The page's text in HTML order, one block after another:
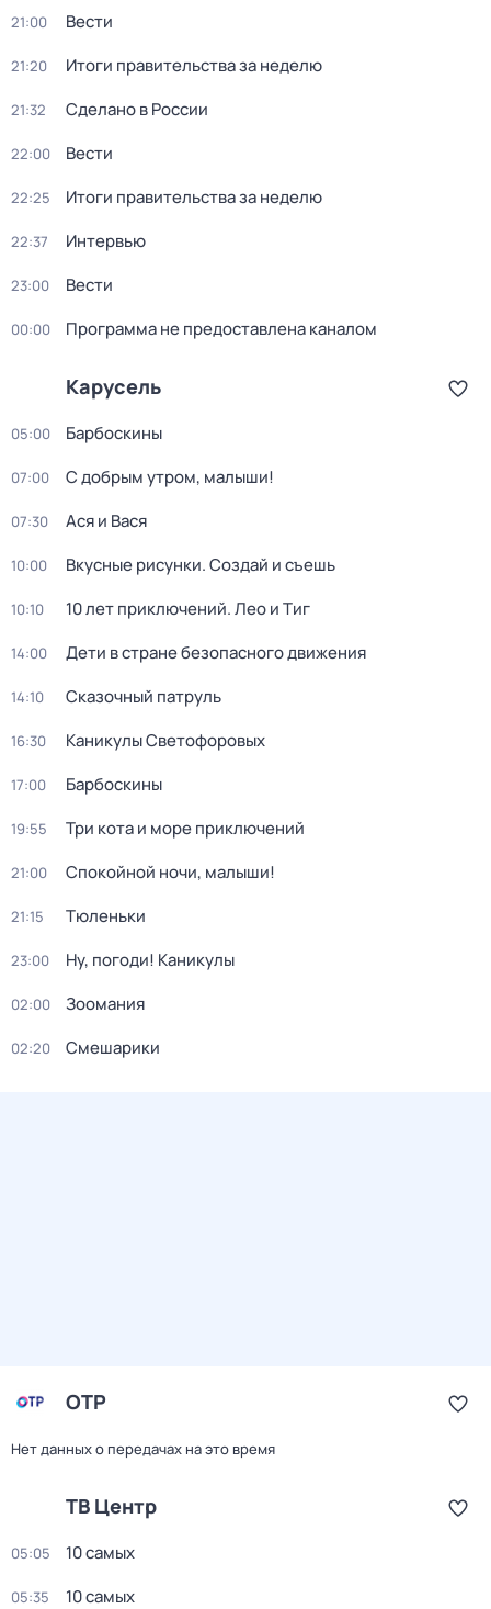
21:00 Вести
21:20 Итоги правительства за неделю
21:32 Сделано в России
22:00 Вести
22:25 Итоги правительства за неделю
22:37 Интервью
23:00 Вести
00:00 Программа не предоставлена каналом
Карусель
05:00 Барбоскины
07:00 С добрым утром, малыши!
07:30 Ася и Вася
10:00 Вкусные рисунки. Создай и съешь
10:10 10 лет приключений. Лео и Тиг
14:00 Дети в стране безопасного движения
14:10 Сказочный патруль
16:30 Каникулы Светофоровых
17:00 Барбоскины
19:55 Три кота и море приключений
21:00 Спокойной ночи, малыши!
21:15 Тюленьки
23:00 Ну, погоди! Каникулы
02:00 Зоомания
02:20 Смешарики
ОТР
Нет данных о передачах на это время
ТВ Центр
05:05 10 самых
05:35 10 самых